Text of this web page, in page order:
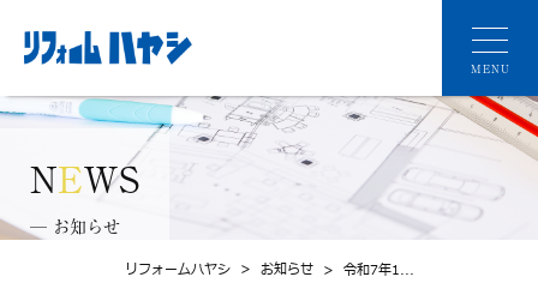
MENU
NEWS
─ お知らせ
リフォームハヤシ> お知らせ> 令和7年1...